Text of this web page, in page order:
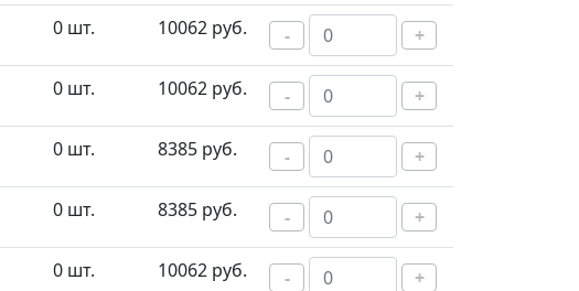
0 шт. 10062 руб. - +
0 шт. 10062 руб. - +
0 шт. 8385 руб. - +
0 шт. 8385 руб. - +
0 шт. 10062 руб. - +